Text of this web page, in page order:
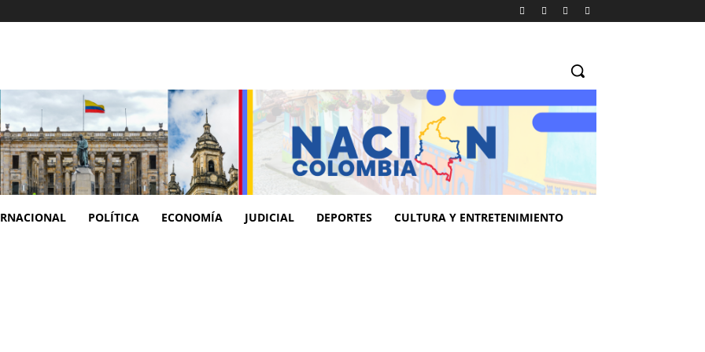
POLÍTICA ECONOMÍA JUDICIAL DEPORTES CULTURA Y ENTRETENIMIENTO